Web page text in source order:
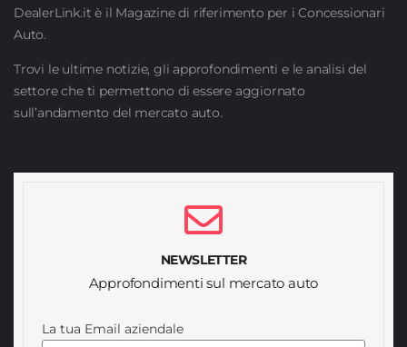
DealerLink.it è il Magazine di riferimento per i Concessionari
Auto.
Trovi le ultime notizie, gli approfondimenti e le analisi del
settore che ti permettono di essere aggiornato
sull’andamento del mercato auto.
NEWSLETTER
Approfondimenti sul mercato auto
La tua Email aziendale